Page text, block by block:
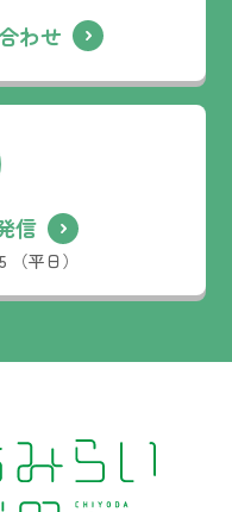
わせ
信
（平日）